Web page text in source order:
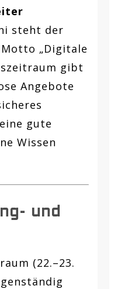
steht der
„Digitale
gibt
Angebote
gute
Wissen
und
(22.–23.